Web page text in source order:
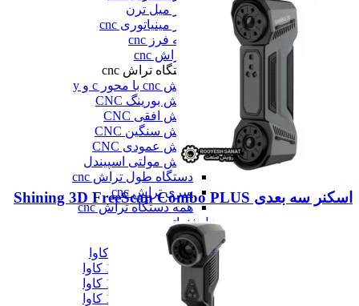
فرز میل ترن
فرز مینیاتوری cnc
همه فرز cnc
دستگاه تراش cnc
دستگاه تراش cnc
تراش cnc با محور c و y
تراش بورینگ CNC
تراش افقی CNC
تراش سنگین CNC
تراش عمودی CNC
تراش مولتی اسپیندل
دستگاه طول تراش cnc
سری تراش cnc
همه دستگاه تراش cnc
دیزل ژنراتور
دیزل ژنراتور
دیزل ژنراتور 62 کاوا
دیزل ژنزاتور 100 کاوا
دیزل ژنراتور 125 کاوا
دیزل ژنراتور 187 کاوا
اسکنر سه بعدی Shining 3D FreeScan Combo PLUS